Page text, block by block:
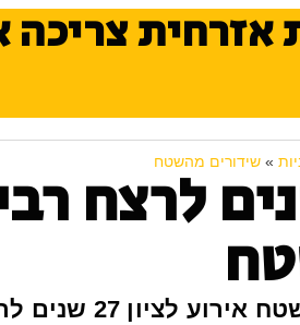
אזרחית
» שידורים מהשטח
שנים לרצח
שידור